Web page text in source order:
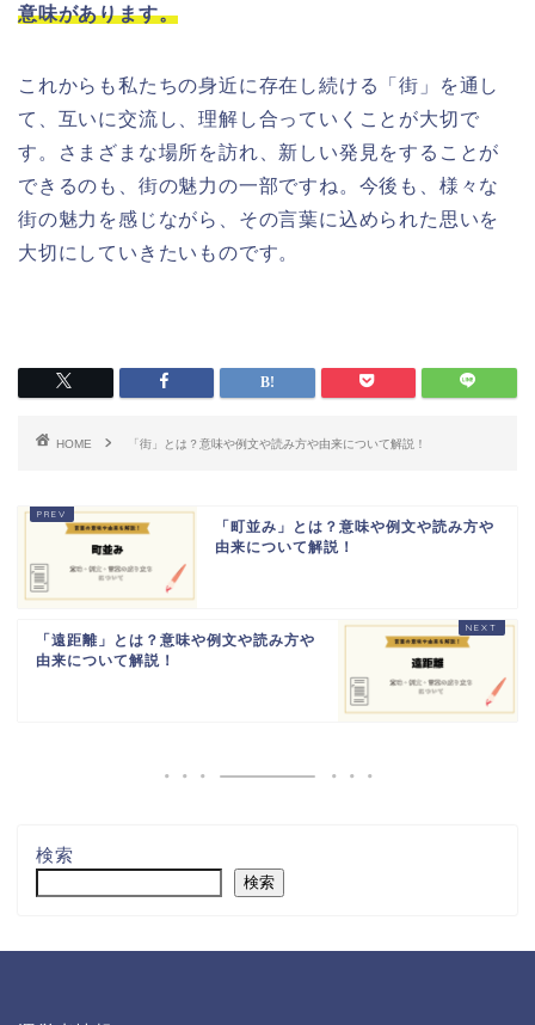
意味があります。
これからも私たちの身近に存在し続ける「街」を通し
て、互いに交流し、理解し合っていくことが大切で
す。さまざまな場所を訪れ、新しい発見をすることが
できるのも、街の魅力の一部ですね。今後も、様々な
街の魅力を感じながら、その言葉に込められた思いを
大切にしていきたいものです。
HOME 「街」とは？意味や例文や読み方や由来について解説！
「町並み」とは？意味や例文や読み方や
由来について解説！
「遠距離」とは？意味や例文や読み方や
由来について解説！
検索
検索